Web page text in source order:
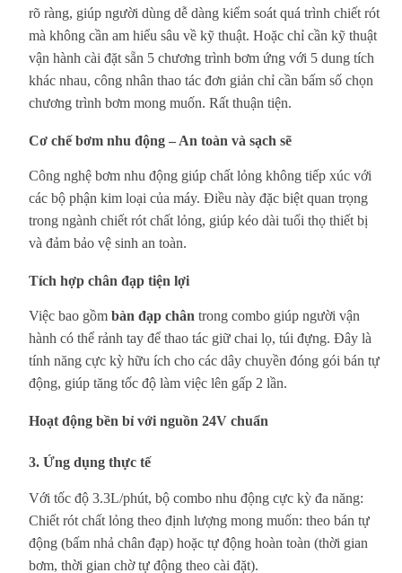
rõ ràng, giúp người dùng dễ dàng kiểm soát quá trình chiết rót
mà không cần am hiểu sâu về kỹ thuật. Hoặc chỉ cần kỹ thuật
vận hành cài đặt sẵn 5 chương trình bơm ứng với 5 dung tích
khác nhau, công nhân thao tác đơn giản chỉ cần bấm số chọn
chương trình bơm mong muốn. Rất thuận tiện.
Cơ chế bơm nhu động – An toàn và sạch sẽ
Công nghệ bơm nhu động giúp chất lỏng không tiếp xúc với
các bộ phận kim loại của máy. Điều này đặc biệt quan trọng
trong ngành chiết rót chất lỏng, giúp kéo dài tuổi thọ thiết bị
và đảm bảo vệ sinh an toàn.
Tích hợp chân đạp tiện lợi
Việc bao gồm bàn đạp chân trong combo giúp người vận
hành có thể rảnh tay để thao tác giữ chai lọ, túi đựng. Đây là
tính năng cực kỳ hữu ích cho các dây chuyền đóng gói bán tự
động, giúp tăng tốc độ làm việc lên gấp 2 lần.
Hoạt động bền bỉ với nguồn 24V chuẩn
3. Ứng dụng thực tế
Với tốc độ 3.3L/phút, bộ combo nhu động cực kỳ đa năng:
Chiết rót chất lỏng theo định lượng mong muốn: theo bán tự
động (bấm nhả chân đạp) hoặc tự động hoàn toàn (thời gian
bơm, thời gian chờ tự động theo cài đặt).